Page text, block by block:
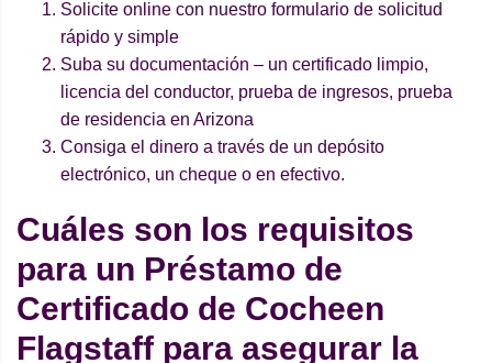
Solicite online con nuestro formulario de solicitud
rápido y simple
Suba su documentación – un certificado limpio,
licencia del conductor, prueba de ingresos, prueba
de residencia en Arizona
Consiga el dinero a través de un depósito
electrónico, un cheque o en efectivo.
Cuáles son los requisitos
para un Préstamo de
Certificado de Cocheen
Flagstaff para asegurar la